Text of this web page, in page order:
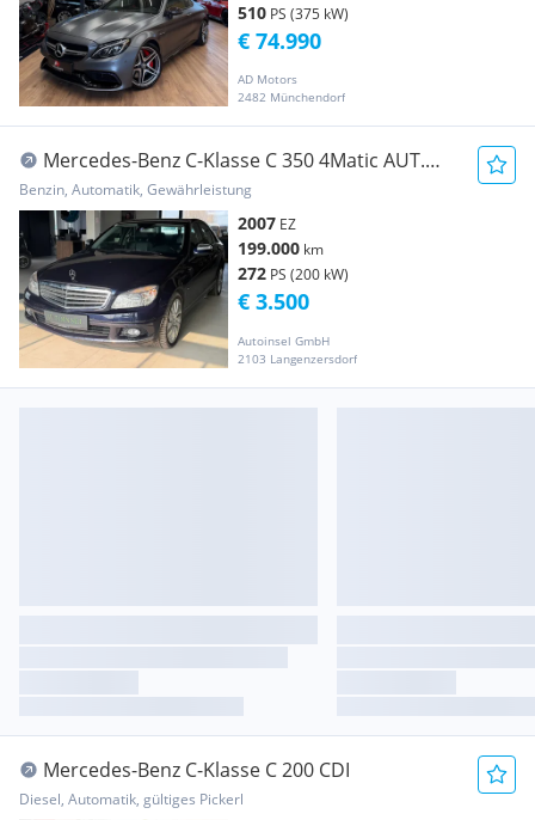
510 PS (375 kW)
AD Motors
2482 Münchendorf
€ 74.990
Mercedes-Benz C-Klasse C 350 4Matic AUT.
Lim. *KEIN PICKERL*
Benzin, Automatik, Gewährleistung
2007 EZ
199.000 km
272 PS (200 kW)
Autoinsel GmbH
2103 Langenzersdorf
€ 3.500
Mercedes-Benz C-Klasse C 200 CDI
Diesel, Automatik, gültiges Pickerl